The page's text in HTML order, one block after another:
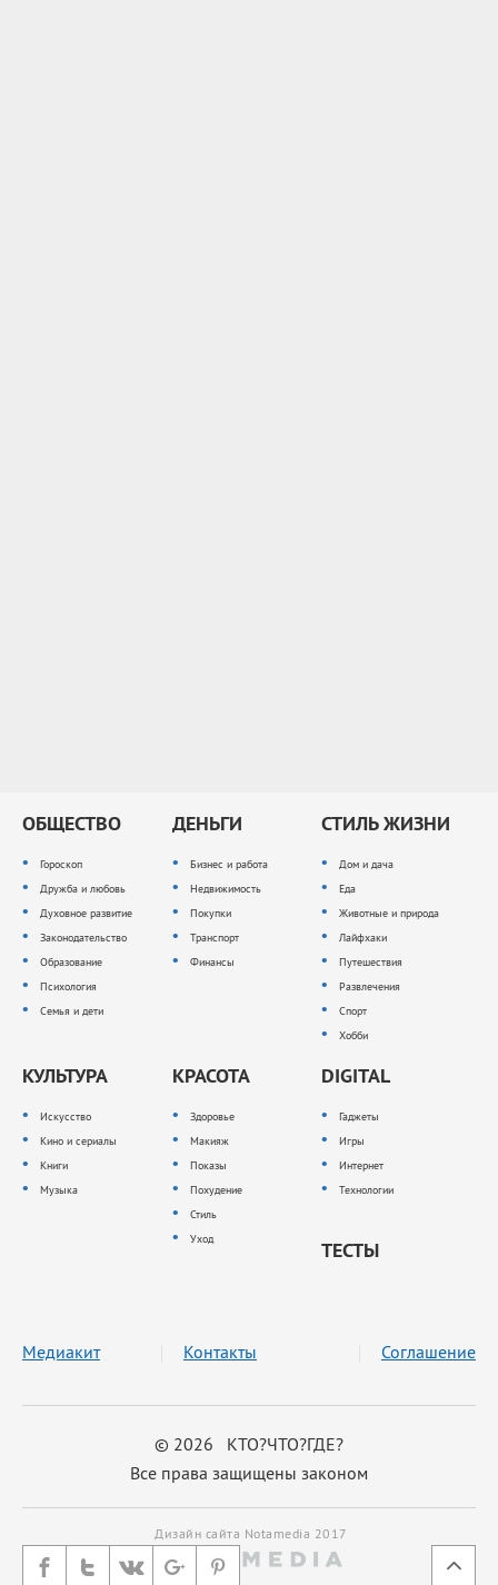
ОБЩЕСТВО
Гороскоп
Дружба и любовь
Духовное развитие
Законодательство
Образование
Психология
Семья и дети
ДЕНЬГИ
Бизнес и работа
Недвижимость
Покупки
Транспорт
Финансы
СТИЛЬ ЖИЗНИ
Дом и дача
Еда
Животные и природа
Лайфхаки
Путешествия
Развлечения
Спорт
Хобби
КУЛЬТУРА
Искусство
Кино и сериалы
Книги
Музыка
КРАСОТА
Здоровье
Макияж
Показы
Похудение
Стиль
Уход
DIGITAL
Гаджеты
Игры
Интернет
Технологии
ТЕСТЫ
© 2026 КТО?ЧТО?ГДЕ?
Все права защищены законом
Медиакит Контакты Соглашение
Дизайн сайта Notamedia 2017